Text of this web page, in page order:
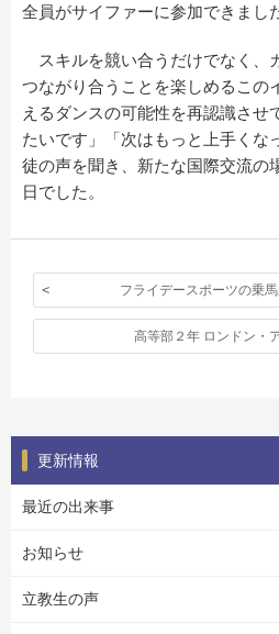
全員がサイファーに参加できまし
スキルを競い合うだけでなく、
つながり合うことを楽しめるこの
えるダンスの可能性を再認識させ
たいです」「次はもっと上手くな
徒の声を聞き、新たな国際交流の
日でした。
フライデースポーツの乗
高等部２年 ロンドン・
更新情報
最近の出来事
お知らせ
立教生の声